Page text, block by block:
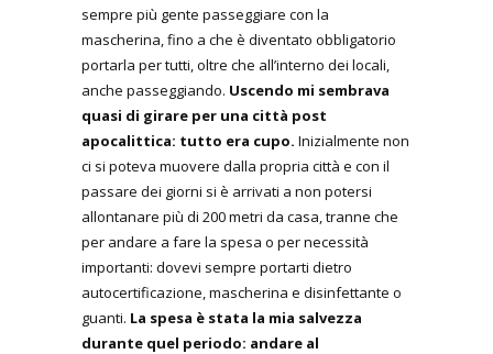
sempre più gente passeggiare con la
mascherina, fino a che è diventato obbligatorio
portarla per tutti, oltre che all’interno dei locali,
anche passeggiando. Uscendo mi sembrava
quasi di girare per una città post
apocalittica: tutto era cupo. Inizialmente non
ci si poteva muovere dalla propria città e con il
passare dei giorni si è arrivati a non potersi
allontanare più di 200 metri da casa, tranne che
per andare a fare la spesa o per necessità
importanti: dovevi sempre portarti dietro
autocertificazione, mascherina e disinfettante o
guanti. La spesa è stata la mia salvezza
durante quel periodo: andare al